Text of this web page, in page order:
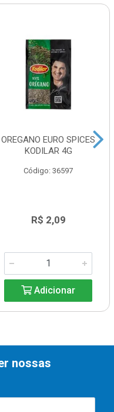
OREGANO EURO SPICES
KODILAR 4G
Código: 36597
R$ 2,09
Adicionar
nossas